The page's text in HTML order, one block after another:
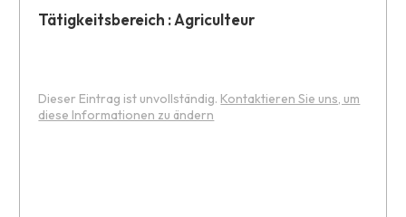
Tätigkeitsbereich : Agriculteur
Dieser Eintrag ist unvollständig. Kontaktieren Sie uns, um
diese Informationen zu ändern